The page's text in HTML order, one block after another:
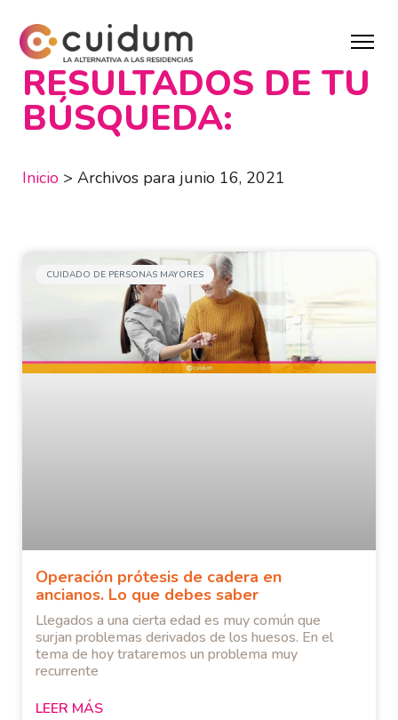
RESULTADOS DE TU
BÚSQUEDA:
Inicio > Archivos para junio 16, 2021
CUIDADO DE PERSONAS MAYORES
Operación prótesis de cadera en
ancianos. Lo que debes saber
Llegados a una cierta edad es muy común que
surjan problemas derivados de los huesos. En el
tema de hoy trataremos un problema muy
recurrente
LEER MÁS